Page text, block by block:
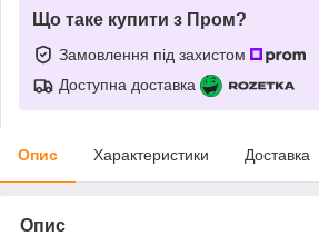
Що таке купити з Пром?
Замовлення під захистом
Доступна доставка
Опис Характеристики Доставка
Опис